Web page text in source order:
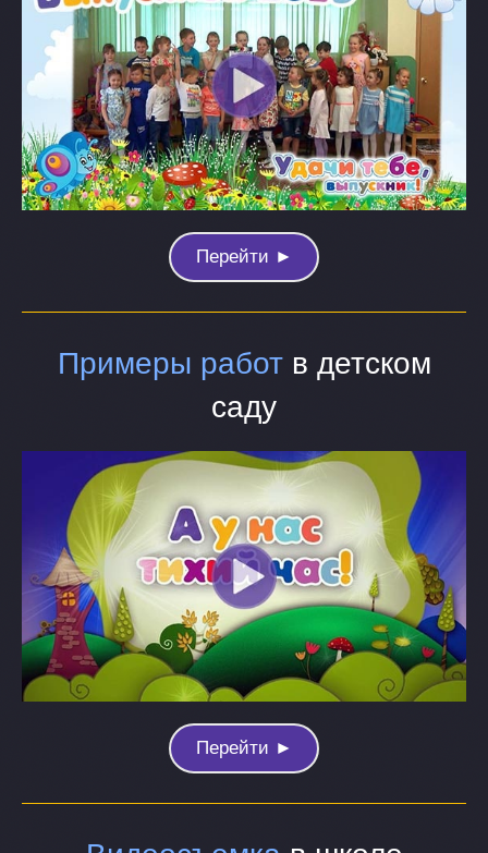
Перейти ►
Примеры работв детском
саду
Перейти ►